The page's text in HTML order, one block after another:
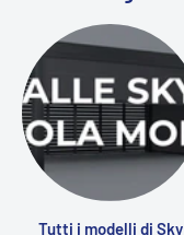
Tutti i modelli di Sky